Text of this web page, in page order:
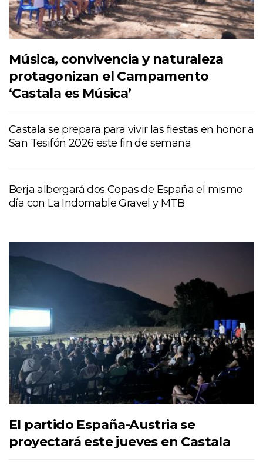
Música, convivencia y naturaleza
protagonizan el Campamento
‘Castala es Música’
Castala se prepara para vivir las fiestas en honor a
San Tesifón 2026 este fin de semana
Berja albergará dos Copas de España el mismo
día con La Indomable Gravel y MTB
El partido España-Austria se
proyectará este jueves en Castala